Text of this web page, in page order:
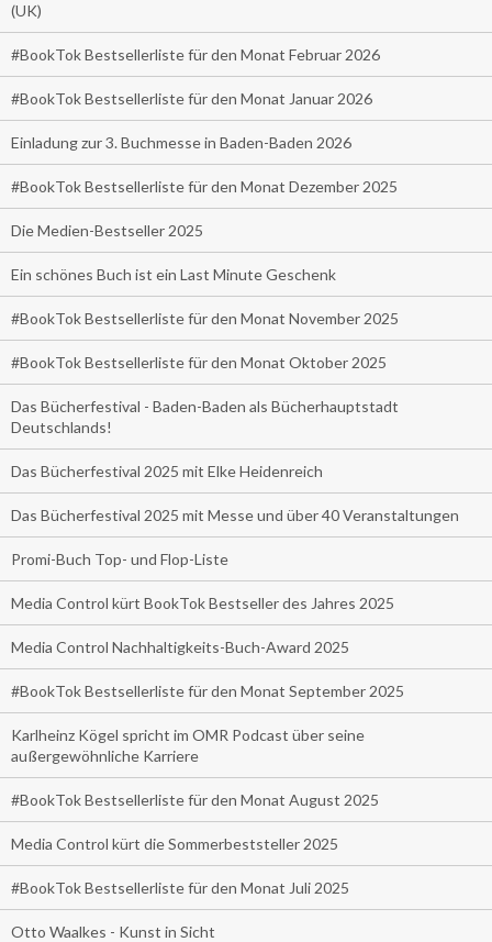
(UK)
#BookTok Bestsellerliste für den Monat Februar 2026
#BookTok Bestsellerliste für den Monat Januar 2026
Einladung zur 3. Buchmesse in Baden-Baden 2026
#BookTok Bestsellerliste für den Monat Dezember 2025
Die Medien-Bestseller 2025
Ein schönes Buch ist ein Last Minute Geschenk
#BookTok Bestsellerliste für den Monat November 2025
#BookTok Bestsellerliste für den Monat Oktober 2025
Das Bücherfestival - Baden-Baden als Bücherhauptstadt
Deutschlands!
Das Bücherfestival 2025 mit Elke Heidenreich
Das Bücherfestival 2025 mit Messe und über 40 Veranstaltungen
Promi-Buch Top- und Flop-Liste
Media Control kürt BookTok Bestseller des Jahres 2025
Media Control Nachhaltigkeits-Buch-Award 2025
#BookTok Bestsellerliste für den Monat September 2025
Karlheinz Kögel spricht im OMR Podcast über seine
außergewöhnliche Karriere
#BookTok Bestsellerliste für den Monat August 2025
Media Control kürt die Sommerbeststeller 2025
#BookTok Bestsellerliste für den Monat Juli 2025
Otto Waalkes - Kunst in Sicht